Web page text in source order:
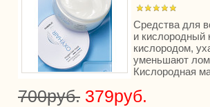
Средства для
и кислородный
кислородом,
уменьшают
Кислородная
700руб. 379руб.